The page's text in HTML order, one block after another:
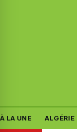
À LA UNE ALGÉRIE